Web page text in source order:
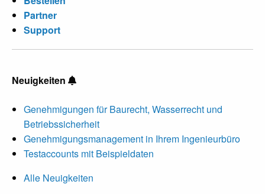
Partner
Support
Neuigkeiten
Genehmigungen für Baurecht, Wasserrecht und
Betriebssicherheit
Genehmigungsmanagement in Ihrem Ingenieurbüro
Testaccounts mit Beispieldaten
Alle Neuigkeiten